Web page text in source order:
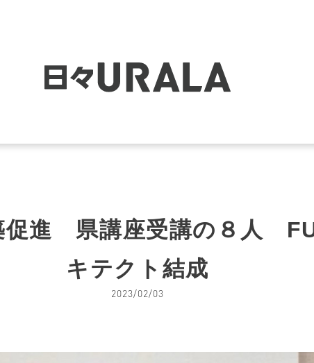
促進 県講座受講の８人
キテクト結成
2023/02/03